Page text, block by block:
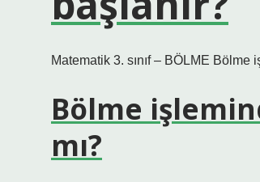
Matematik 3. sınıf – BÖLME
Bölme
mı?